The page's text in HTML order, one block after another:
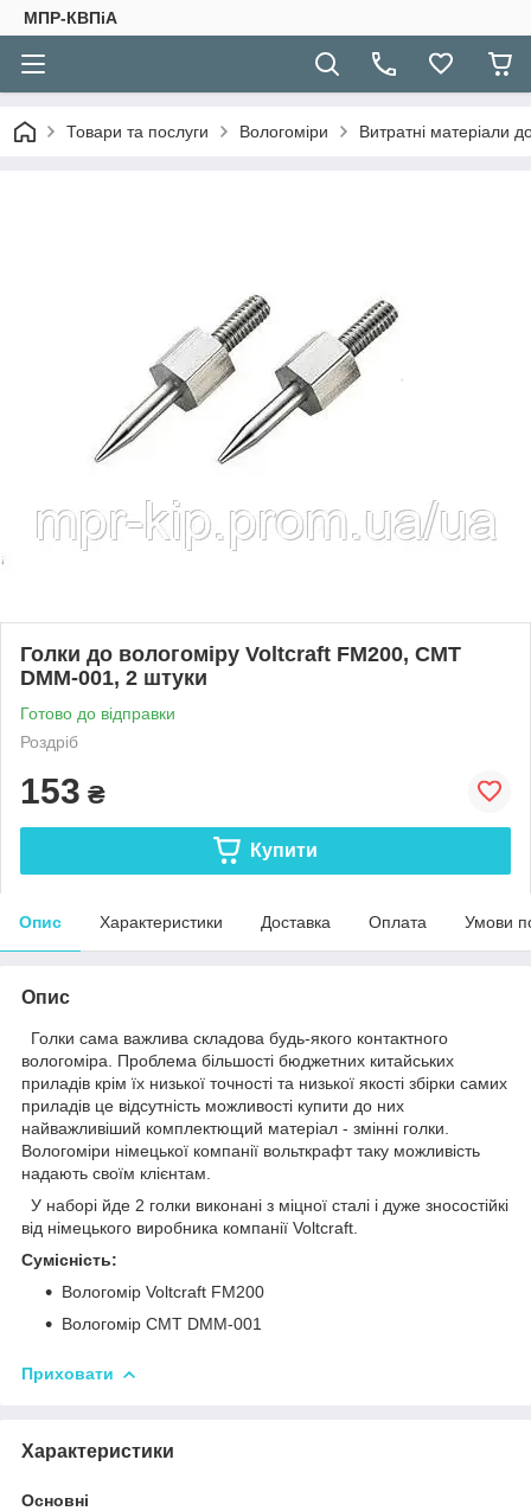
МПР-КВПіА
Товари та послуги Вологоміри Витратні матеріали
Голки до вологоміру Voltcraft FM200, CMT
DMM-001, 2 штуки
Готово до відправки
Роздріб
153 ₴
Купити
Опис Характеристики Доставка Оплата Умови
Опис
Голки сама важлива складова будь-якого контактного
вологоміра. Проблема більшості бюджетних китайських
приладів крім їх низької точності та низької якості збірки самих
приладів це відсутність можливості купити до них
найважливіший комплектющий матеріал - змінні голки.
Вологоміри німецької компанії вольткрафт таку можливість
надають своїм клієнтам.
У наборі йде 2 голки виконані з міцної сталі і дуже зносостійкі
від німецького виробника компанії Voltcraft.
Сумісність:
Вологомір Voltcraft FM200
Вологомір CMT DMM-001
Приховати
Характеристики
Основні